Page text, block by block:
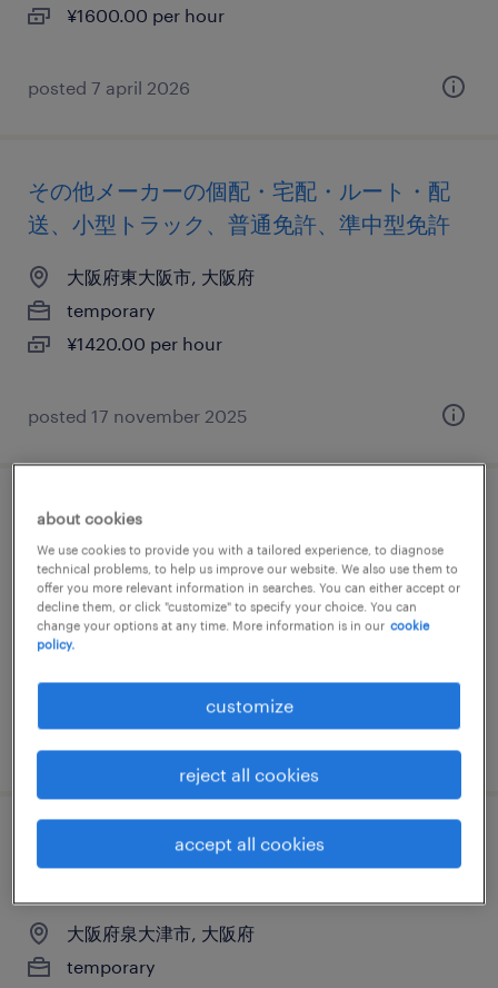
¥1600.00 per hour
posted 7 april 2026
その他メーカーの個配・宅配・ルート・配
送、小型トラック、普通免許、準中型免許
大阪府東大阪市, 大阪府
temporary
¥1420.00 per hour
posted 17 november 2025
その他メーカーの個配・宅配・ルート・配
送、小型トラック、普通免許、準中型免許
大阪府大阪市大正区, 大阪府
temporary
流通・小売のその他（陸送など）、軽・普
大阪府泉大津市, 大阪府
temporary
about cookies
We use cookies to provide you with a tailored experience, to diagnose
technical problems, to help us improve our website. We also use them to
offer you more relevant information in searches. You can either accept or
decline them, or click "customize" to specify your choice. You can
change your options at any time. More information is in our cookie
policy.
customize
reject all cookies
accept all cookies